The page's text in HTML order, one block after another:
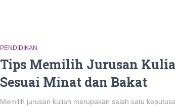
PENDIDIKAN
Tips Memilih Jurusan
Sesuai Minat dan Bakat
Memilih jurusan kuliah merupakan salah satu